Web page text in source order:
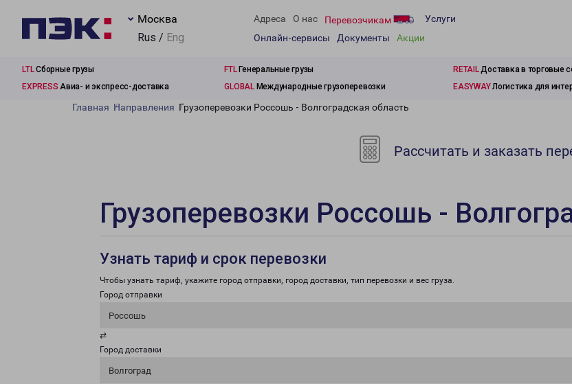
Москва
Rus / Eng
Адреса О нас Перевозчикам
Услуги
Онлайн-сервисы
Документы Акции
LTLСборные грузы FTLГенеральные грузы RETAILДоставка в торговые
EXPRESS Авиа- и экспресс-доставка GLOBALМеждународные грузоперевозки EASYWAYЛогистика для
Главная Направления Грузоперевозки Россошь - Волгоградская область
Рассчитать и заказать
Грузоперевозки Россошь -
Узнать тариф и срок перевозки
Чтобы узнать тариф, укажите город отправки, город доставки, тип перевозки и вес груза.
Город отправки
Россошь
⇄
Город доставки
Волгоград